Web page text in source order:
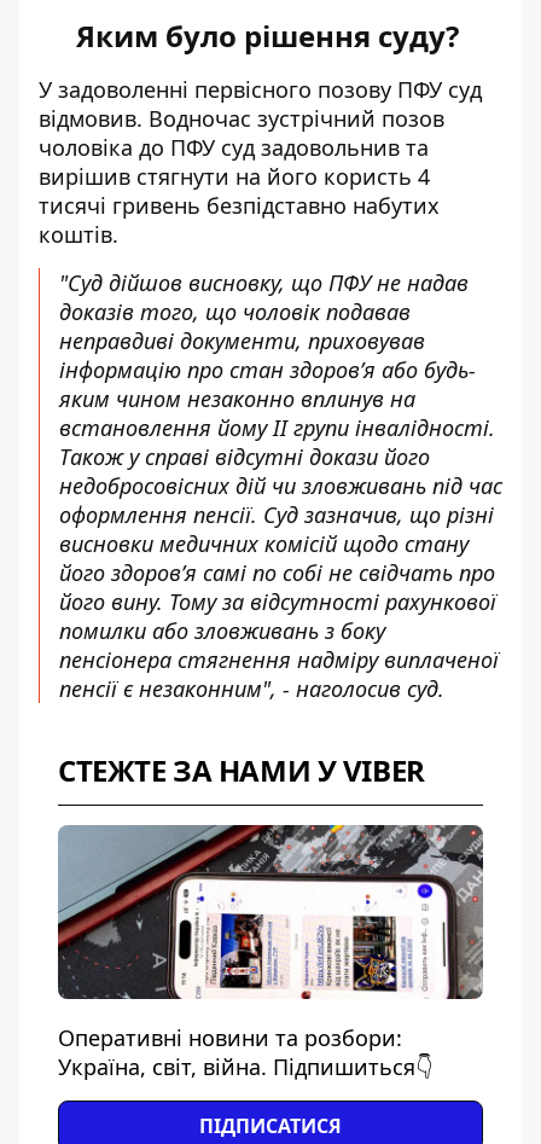
Яким було рішення суду?
У задоволенні первісного позову ПФУ суд
відмовив. Водночас зустрічний позов
чоловіка до ПФУ суд задовольнив та
вирішив стягнути на його користь 4
тисячі гривень безпідставно набутих
коштів.
"Суд дійшов висновку, що ПФУ не надав
доказів того, що чоловік подавав
неправдиві документи, приховував
інформацію про стан здоров’я або будь-
яким чином незаконно вплинув на
встановлення йому ІІ групи інвалідності.
Також у справі відсутні докази його
недобросовісних дій чи зловживань під час
оформлення пенсії. Суд зазначив, що різні
висновки медичних комісій щодо стану
його здоров’я самі по собі не свідчать про
його вину. Тому за відсутності рахункової
помилки або зловживань з боку
пенсіонера стягнення надміру виплаченої
пенсії є незаконним", - наголосив суд.
СТЕЖТЕ ЗА НАМИ У VIBER
Оперативні новини та розбори:
Україна, світ, війна. Підпишиться👇
ПІДПИСАТИСЯ